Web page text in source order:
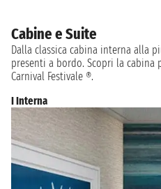
Cabine e Suite
Dalla classica cabina interna alla
presenti a bordo. Scopri la
Carnival Festivale ®.
I Interna